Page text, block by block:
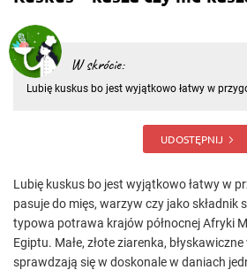
W skrócie:
Lubię kuskus bo jest wyjątkowo łatwy w
złote ziarenka, błyskawiczne w przygotowaniu,
UDOSTĘPNIJ
Lubię kuskus bo jest wyjątkowo łatwy w
pasuje do mięs, warzyw czy jako składnik
typowa potrawa krajów północnej Afryki
Egiptu. Małe, złote ziarenka,
sprawdzają się w doskonale w daniach